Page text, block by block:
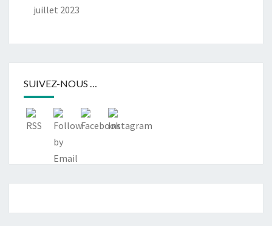
juillet 2023
SUIVEZ-NOUS …